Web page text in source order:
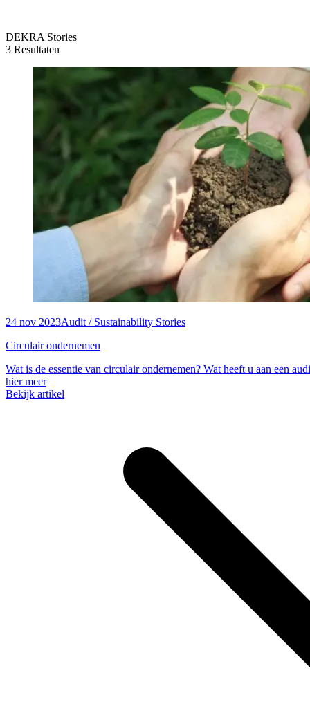
DEKRA Stories
3 Resultaten
24 nov 2023Audit / Sustainability Stories
Circulair ondernemen
Wat is de essentie van circulair ondernemen? Wat heeft u aan een
hier meer
Bekijk artikel